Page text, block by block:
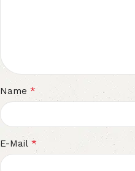
Name *
E-Mail *